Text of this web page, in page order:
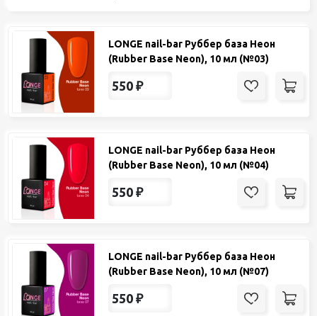
LONGE nail-bar Руббер база Неон
(Rubber Base Neon), 10 мл (№03)
550 ₽
LONGE nail-bar Руббер база Неон
(Rubber Base Neon), 10 мл (№04)
550 ₽
LONGE nail-bar Руббер база Неон
(Rubber Base Neon), 10 мл (№07)
550 ₽